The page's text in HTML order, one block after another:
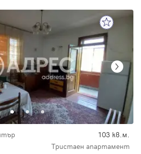
103 кв.м.
Тристаен апартамент